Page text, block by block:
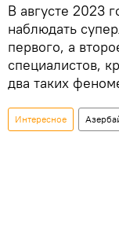
В августе 2023
наблюдать
первого, а
специалистов,
два таких
Интересное